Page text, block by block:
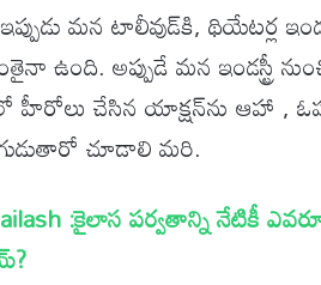
మన టాలీవుడ్‌కి, థియేటర్ల
ఉంది. అప్పుడే మన ఇండస్ట్రీ
హీరోలు చేసిన యాక్షన్‌ను ఆహా ,
చూడాలి మరి.
:కైలాస పర్వతాన్ని నేటికీ